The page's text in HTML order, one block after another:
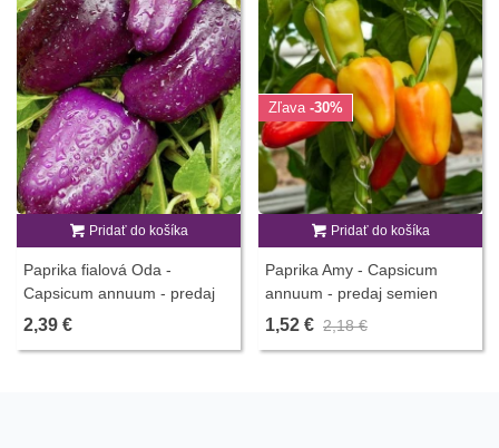
Pridať do košíka
Paprika fialová Oda -
Capsicum annuum - predaj
semien - 9 ks
2,39 €
Zľava -30%
Pridať do košíka
Paprika Amy - Capsicum
annuum - predaj semien
papriky - 50 ks
1,52 € 2,18 €